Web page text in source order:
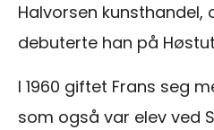
Halvorsen
debuterte han på
I 1960 giftet Frans seg
som også var elev ved